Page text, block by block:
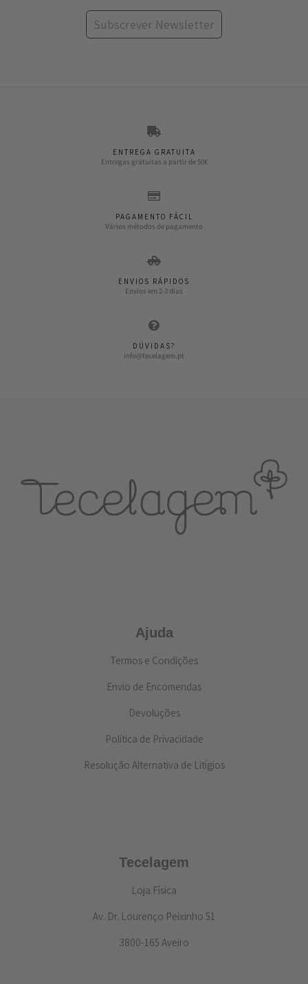
Subscrever Newsletter
ENTREGA GRATUITA
Entregas gratuitas a partir de 50€
PAGAMENTO FÁCIL
Vários métodos de pagamento
ENVIOS RÁPIDOS
Envios em 2-3 dias
DÚVIDAS?
info@tecelagem.pt
Ajuda
Termos e Condições
Envio de Encomendas
Devoluções
Política de Privacidade
Resolução Alternativa de Litígios
Tecelagem
Loja Física
Av. Dr. Lourenço Peixinho 51
3800-165 Aveiro